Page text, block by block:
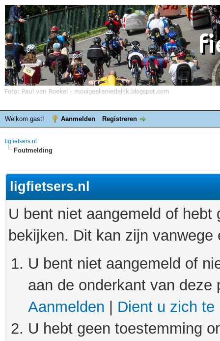
Welkom gast! Aanmelden Registreren
ligfietsers.nl
Foutmelding
ligfietsers.nl
U bent niet aangemeld of
bekijken. Dit kan zijn
U bent niet aangemeld of
aan de onderkant van
Aanmelden
Dient u zich te
U hebt geen toestemming